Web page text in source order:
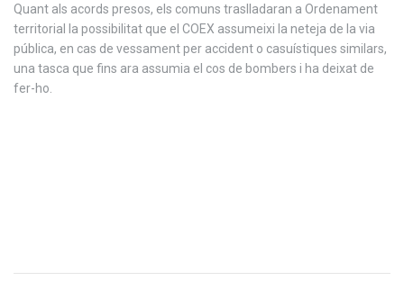
Quant als acords presos, els comuns traslladaran a Ordenament
territorial la possibilitat que el COEX assumeixi la neteja de la via
pública, en cas de vessament per accident o casuístiques similars,
una tasca que fins ara assumia el cos de bombers i ha deixat de
fer-ho.